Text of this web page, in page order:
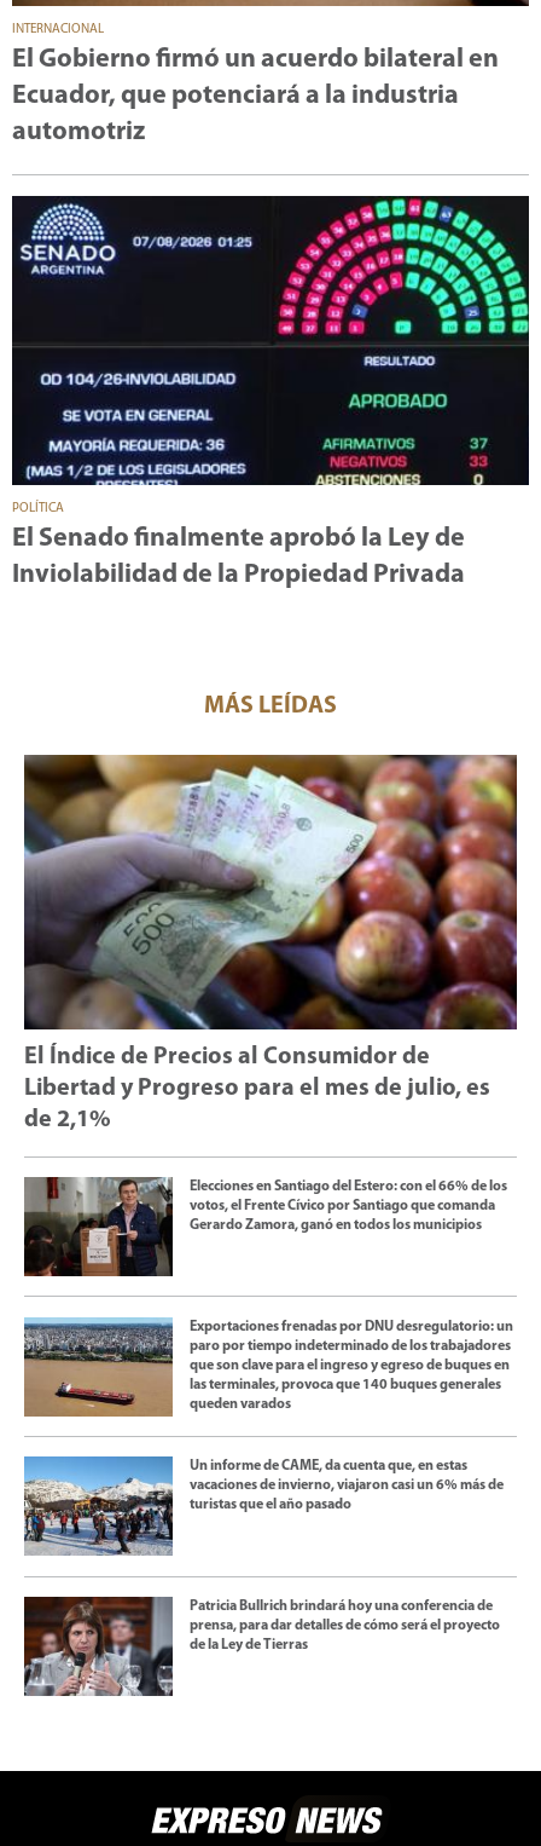
INTERNACIONAL
El Gobierno firmó un acuerdo bilateral en
Ecuador, que potenciará a la industria
automotriz
POLÍTICA
El Senado finalmente aprobó la Ley de
Inviolabilidad de la Propiedad Privada
MÁS LEÍDAS
El Índice de Precios al Consumidor de
Libertad y Progreso para el mes de julio, es
de 2,1%
Elecciones en Santiago del Estero: con el 66% de los
votos, el Frente Cívico por Santiago que comanda
Gerardo Zamora, ganó en todos los municipios
Exportaciones frenadas por DNU desregulatorio: un
paro por tiempo indeterminado de los trabajadores
que son clave para el ingreso y egreso de buques en
las terminales, provoca que 140 buques generales
queden varados
Un informe de CAME, da cuenta que, en estas
vacaciones de invierno, viajaron casi un 6% más de
turistas que el año pasado
Patricia Bullrich brindará hoy una conferencia de
prensa, para dar detalles de cómo será el proyecto
de la Ley de Tierras